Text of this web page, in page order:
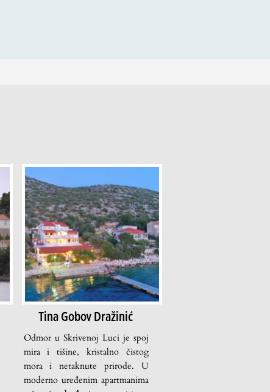
Tina Gobov Dražinić
Odmor u Skrivenoj Luci je spoj
mira i tišine, kristalno čistog
mora i netaknute prirode. U
moderno uređenim apartmanima